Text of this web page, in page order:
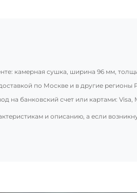
камерная сушка, ширина 96 мм,
по Москве и в другие
на банковский счет или картами: Visa,
и описанию, а если